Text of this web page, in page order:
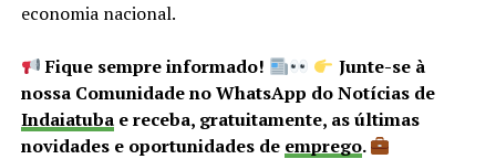
economia nacional.
Fique sempre informado!
Junte-se à
nossa Comunidade no WhatsApp do Notícias de
Indaiatubae receba, gratuitamente, as últimas
novidades e oportunidades de emprego.